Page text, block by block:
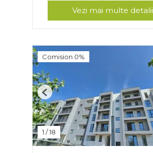
Vezi mai multe detalii
Comision 0%
1 /18
Previous